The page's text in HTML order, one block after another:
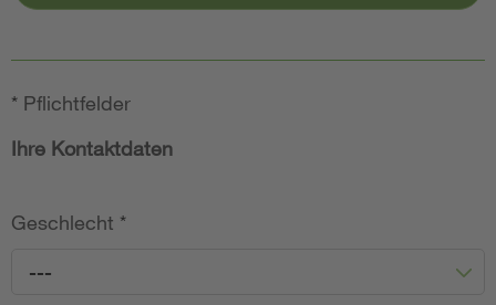
* Pflichtfelder
Ihre Kontaktdaten
Geschlecht *
---